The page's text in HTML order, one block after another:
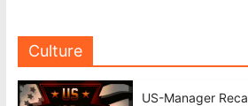
Culture
US-Manager